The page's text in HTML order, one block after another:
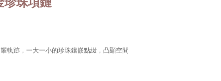
軌跡，一大一小的珍珠鑲嵌點綴，凸顯空間